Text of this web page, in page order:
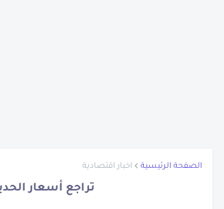
تعرف على اخترع الساعة
الصفحة الرئيسية اخبار اقتصادية
تراجع أسعار